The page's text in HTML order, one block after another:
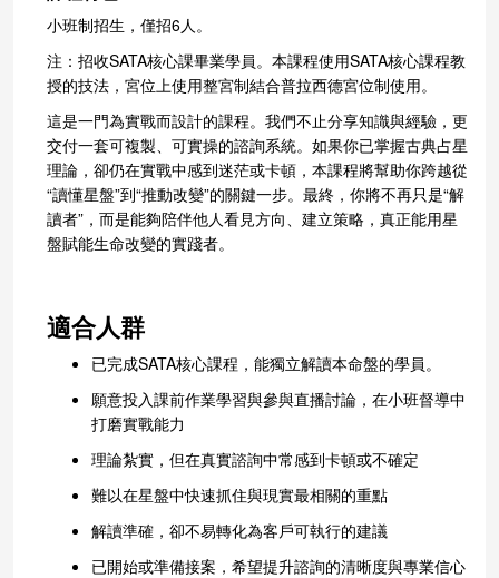
小班制招生，僅招6人。
注：招收SATA核心課畢業學員。本課程使用SATA核心課程教
授的技法，宮位上使用整宮制結合普拉西德宮位制使用。
這是一門為實戰而設計的課程。我們不止分享知識與經驗，更
交付一套可複製、可實操的諮詢系統。如果你已掌握古典占星
理論，卻仍在實戰中感到迷茫或卡頓，本課程將幫助你跨越從
“讀懂星盤”到“推動改變”的關鍵一步。最終，你將不再只是“解
讀者”，而是能夠陪伴他人看見方向、建立策略，真正能用星
盤賦能生命改變的實踐者。
適合人群
已完成SATA核心課程，能獨立解讀本命盤的學員。
願意投入課前作業學習與參與直播討論，在小班督導中
打磨實戰能力
理論紮實，但在真實諮詢中常感到卡頓或不確定
難以在星盤中快速抓住與現實最相關的重點
解讀準確，卻不易轉化為客戶可執行的建議
已開始或準備接案，希望提升諮詢的清晰度與專業信心